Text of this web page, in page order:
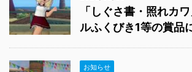
「しぐさ書・照れカ
ルふくびき1等の賞品
お知らせ